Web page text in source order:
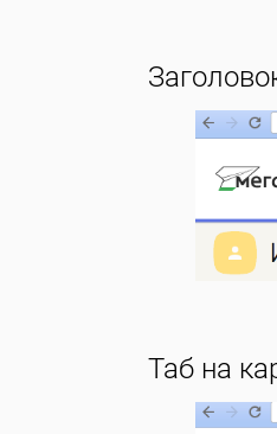
Таб на